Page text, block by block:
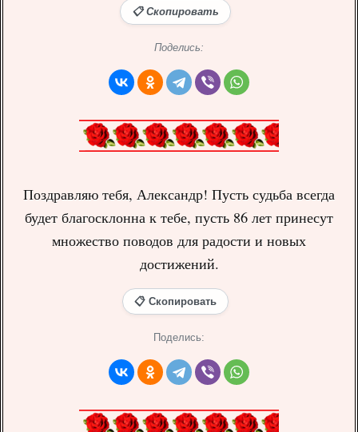
📋 Скопировать
Поделись:
Поздравляю тебя, Александр! Пусть судьба всегда
будет благосклонна к тебе, пусть 86 лет принесут
множество поводов для радости и новых
достижений.
📋 Скопировать
Поделись: